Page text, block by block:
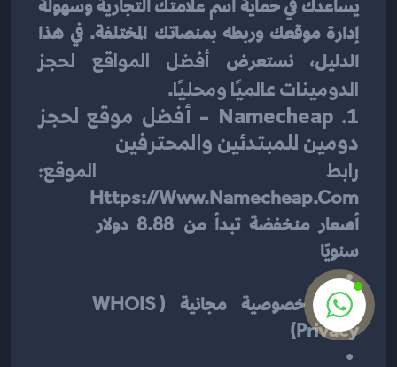
الدليل، نستعرض
أفضل المواقع لحجز
الدومينات عالميًا ومحليًا.
1. Namecheap – أفضل موقع لحجز
دومين للمبتدئين والمحترفين
رابط الموقع:
Https://www.namecheap.com
أسعار منخفضة تبدأ من 8.88 دولار
سنويًا
حماية خصوصية مجانية (WHOIS
Privacy)